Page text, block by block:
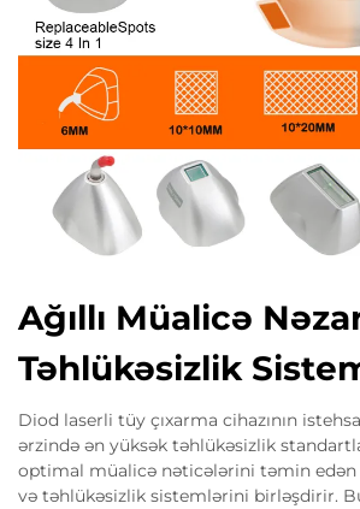
Ağıllı Müalicə
Təhlükəsizlik
Diod laserli tüy çıxarma cihazının
ərzində ən yüksək təhlükəsizlik
optimal müalicə nəticələrini təmin
və təhlükəsizlik sistemlərini birləşdirir.